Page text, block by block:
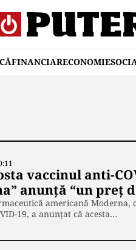
FINANCIARECONOMIE
vaccinul anti-
anunță “un preț
americană
19, a anunțat că acesta…